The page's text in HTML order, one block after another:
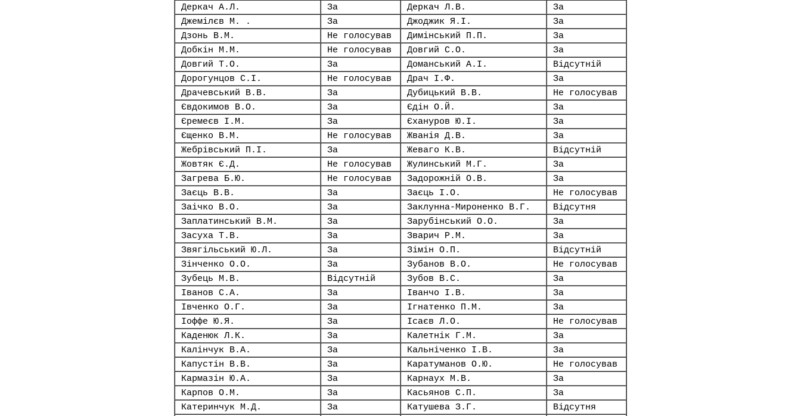
Деркач А.Л.
За Деркач Л.В.
За
Джемілєв М. .
За Джоджик Я.І.
За
Дзонь В.М.
Не голосував Димінський П.П.
За
Добкін М.М.
Не голосував Довгий С.О.
За
Довгий Т.О.
За Доманський А.І.
Відсутній
Дорогунцов С.І.
Не голосував Драч І.Ф.
За
Драчевський В.В.
За Дубицький В.В.
Не голосував
Євдокимов В.О.
За Єдін О.Й.
За
Єремеєв І.М.
За Єхануров Ю.І.
За
Єщенко В.М.
Не голосував Жванія Д.В.
За
Жебрівський П.І.
За Жеваго К.В.
Відсутній
Жовтяк Є.Д.
Не голосував Жулинський М.Г.
За
Загрева Б.Ю.
Не голосував Задорожній О.В.
За
Заєць В.В.
За Заєць І.О.
Не голосував
Заічко В.О.
За Заклунна-Мироненко В.Г.
Відсутня
Заплатинський В.М.
За Зарубінський О.О.
За
Засуха Т.В.
За Зварич Р.М.
За
Звягільський Ю.Л.
За Зімін О.П.
Відсутній
Зінченко О.О.
За Зубанов В.О.
Не голосував
Зубець М.В.
Відсутній Зубов В.С.
За
Іванов С.А.
За Іванчо І.В.
За
Івченко О.Г.
За Ігнатенко П.М.
За
Іоффе Ю.Я.
За Ісаєв Л.О.
Не голосував
Каденюк Л.К.
За Калетнік Г.М.
За
Калінчук В.А.
За Кальніченко І.В.
За
Капустін В.В.
За Каратуманов О.Ю.
Не голосував
Кармазін Ю.А.
За Карнаух М.В.
За
Карпов О.М.
За Касьянов С.П.
За
Катеринчук М.Д.
За Катушева З.Г.
Відсутня